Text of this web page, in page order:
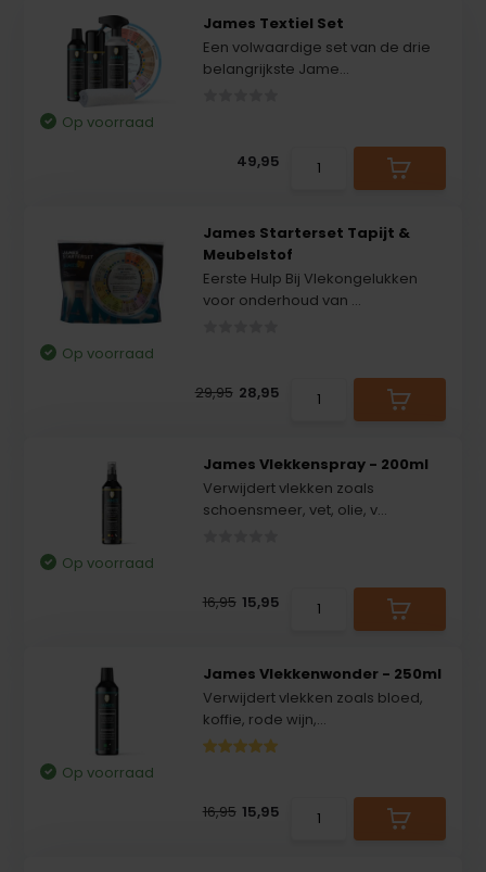
James Textiel Set
Een volwaardige set van de drie
belangrijkste Jame...
Op voorraad
49,95
James Starterset Tapijt &
Meubelstof
Eerste Hulp Bij Vlekongelukken
voor onderhoud van ...
Op voorraad
29,95 28,95
James Vlekkenspray - 200ml
Verwijdert vlekken zoals
schoensmeer, vet, olie, v...
Op voorraad
16,95 15,95
James Vlekkenwonder - 250ml
Verwijdert vlekken zoals bloed,
koffie, rode wijn,...
Op voorraad
16,95 15,95